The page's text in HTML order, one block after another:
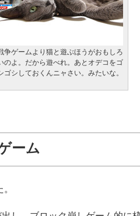
争ゲームより猫と遊ぶほうがおもしろ
のよ。だから遊べれ。あとオデコをゴ
ゴシしておくんニャさい。みたいな。
ーム